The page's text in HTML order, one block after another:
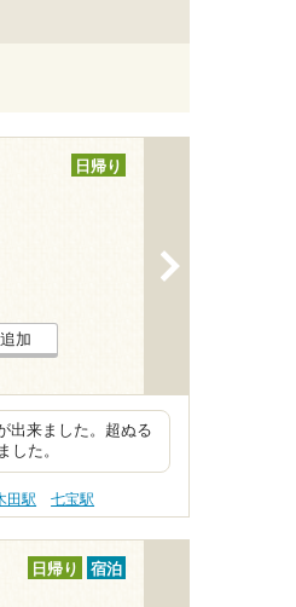
日帰り
加
出来ました。超ぬる
した。
田駅 七宝駅
日帰り 宿泊